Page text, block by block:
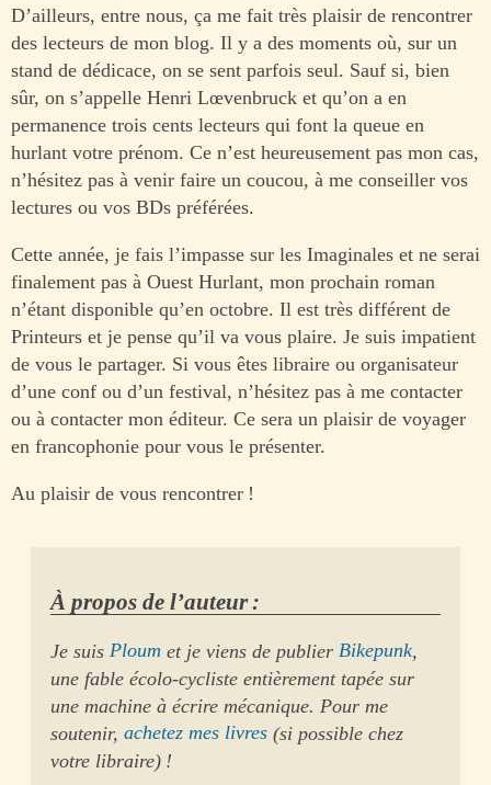
D’ailleurs, entre nous, ça me fait très plaisir de rencontrer
des lecteurs de mon blog. Il y a des moments où, sur un
stand de dédicace, on se sent parfois seul. Sauf si, bien
sûr, on s’appelle Henri Lœvenbruck et qu’on a en
permanence trois cents lecteurs qui font la queue en
hurlant votre prénom. Ce n’est heureusement pas mon cas,
n’hésitez pas à venir faire un coucou, à me conseiller vos
lectures ou vos BDs préférées.
Cette année, je fais l’impasse sur les Imaginales et ne serai
finalement pas à Ouest Hurlant, mon prochain roman
n’étant disponible qu’en octobre. Il est très différent de
Printeurs et je pense qu’il va vous plaire. Je suis impatient
de vous le partager. Si vous êtes libraire ou organisateur
d’une conf ou d’un festival, n’hésitez pas à me contacter
ou à contacter mon éditeur. Ce sera un plaisir de voyager
en francophonie pour vous le présenter.
Au plaisir de vous rencontrer !
À propos de l’auteur :
Je suisPloum et je viens de publierBikepunk,
une fable écolo-cycliste entièrement tapée sur
une machine à écrire mécanique. Pour me
soutenir,achetez mes livres (si possible chez
votre libraire) !